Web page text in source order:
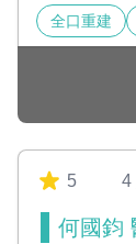
全口重建
5 4
何國鈞